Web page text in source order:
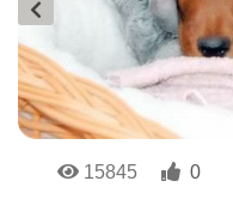
15845
0